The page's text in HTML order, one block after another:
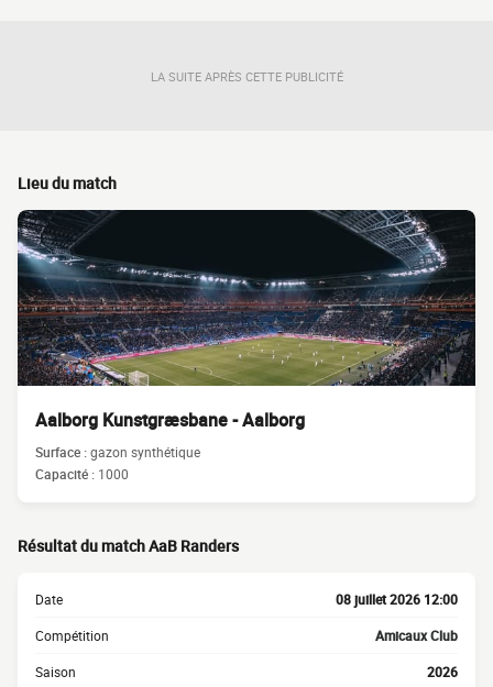
LA SUITE APRÈS CETTE PUBLICITÉ
Lieu du match
Aalborg Kunstgræsbane - Aalborg
Surface :gazon synthétique
Capacité : 1000
Résultat du match AaB Randers
Date 08 juillet 2026 12:00
Compétition Amicaux Club
Saison 2026